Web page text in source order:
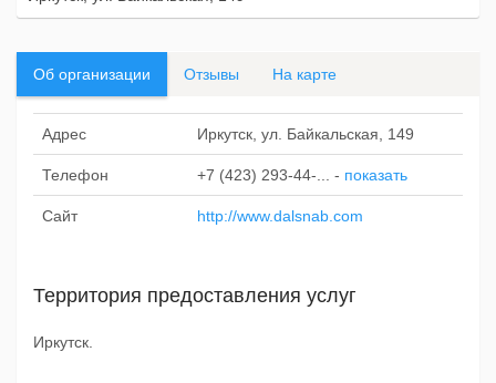
Об организации Отзывы На карте
Адрес Иркутск, ул. Байкальская, 149
Телефон +7 (423) 293-44-... - показать
Сайт http://www.dalsnab.com
Территория предоставления услуг
Иркутск.